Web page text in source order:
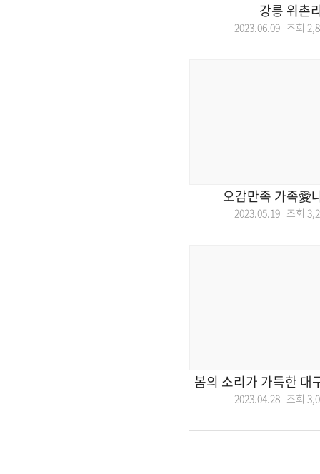
강릉 위촌
2023.06.09 조회
오감만족 가족愛
2023.05.19 조회
봄의 소리가 가득한 대
2023.04.28 조회